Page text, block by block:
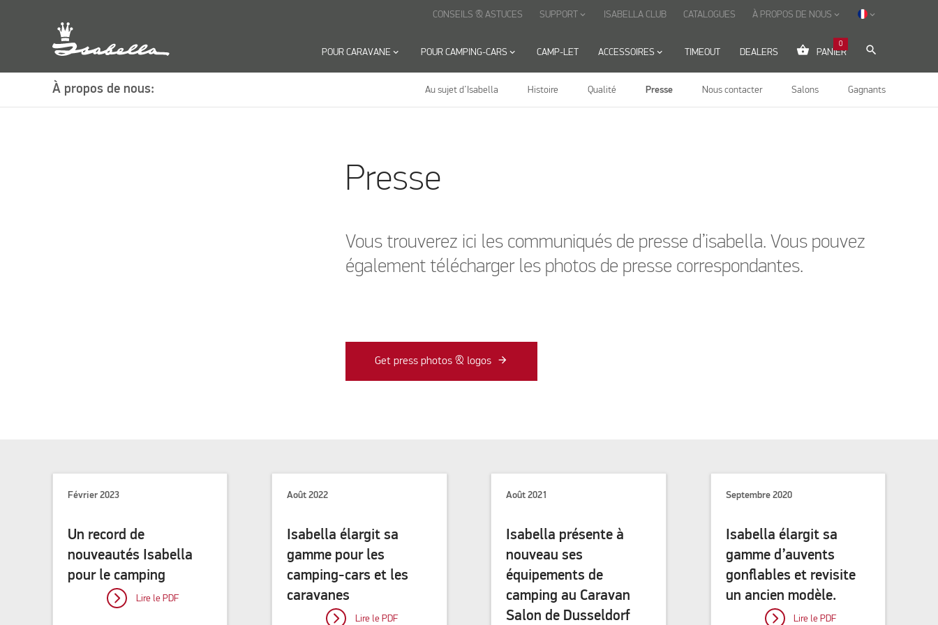
POUR CARAVANE keyboard_arrow_down POUR CAMPING-CARSkeyboard_arrow_down CAMP-LET ACCESSOIRES keyboard_arrow_down TIMEOUT DEALERS shopping_basket PANIER
0
search
CONSEILS & ASTUCES SUPPORT keyboard_arrow_down ISABELLA CLUB CATALOGUES À PROPOS DE NOUS keyboard_arrow_down keyboard_arrow_down
À propos de nous: Au sujet d’Isabella Histoire Qualité Presse Nous contacter Salons Gagnants
Presse
Vous trouverez ici les communiqués de presse d’isabella. Vous pouvez
également télécharger les photos de presse correspondantes.
Get press photos & logos
Février 2023
Un record de
nouveautés Isabella
pour le camping
Lire le PDF
Août 2022
Isabella élargit sa
gamme pour les
camping-cars et les
caravanes
Lire le PDF
Août 2021
Isabella présente à
nouveau ses
équipements de
camping au Caravan
Salon de Dusseldorf
Septembre 2020
Isabella élargit sa
gamme d’auvents
gonflables et revisite
un ancien modèle.
Lire le PDF